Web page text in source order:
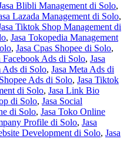
Blibli Management di Solo,
Lazada Management di Solo,
Tiktok Shop Management di
, Jasa Tokopedia Management
, Jasa Cpas Shopee di Solo,
Facebook Ads di Solo, Jasa
Ads di Solo, Jasa Meta Ads di
Ads di Solo, Jasa Tiktok
di Solo, Jasa Link Bio
di Solo, Jasa Social
di Solo, Jasa Toko Online
Profile di Solo, Jasa
Development di Solo, Jasa